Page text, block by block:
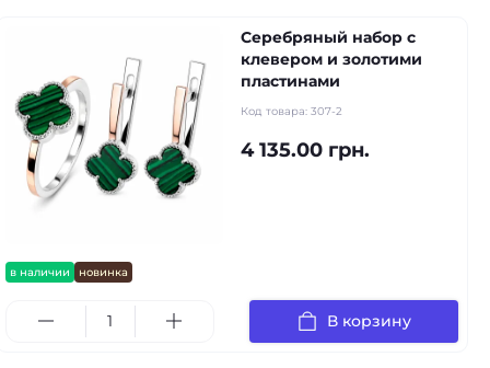
в наличии новинка
Серебряный набор с
клевером и золотими
пластинами
Код товара: 307-2
4 135.00 грн.
В корзину